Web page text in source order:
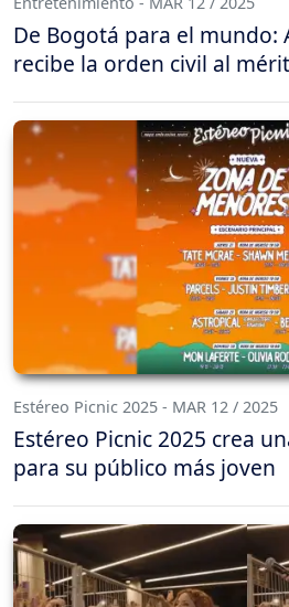
De Bogotá para el mundo:
recibe la orden civil al
Estéreo Picnic 2025 - MAR 12 / 2025
Estéreo Picnic 2025 crea
para su público más joven